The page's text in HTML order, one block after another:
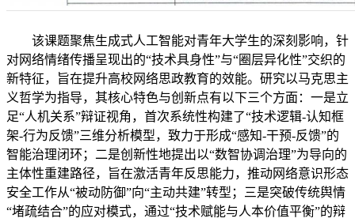
该课题聚焦生成式人工智能对青年大学生的深刻影响，针
对网络情绪传播呈现出的“技术具身性”与“圈层异化性”交织的
新特征，旨在提升高校网络思政教育的效能。研究以马克思主
义哲学为指导，其核心特色与创新点有以下三个方面：一是立
足“人机关系”辩证视角，首次系统性构建了“技术逻辑-认知框
架-行为反馈”三维分析模型，致力于形成“感知-干预-反馈”的
智能治理闭环；二是创新性地提出以“数智协调治理”为导向的
主体性重建路径，旨在激活青年反思能力，推动网络意识形态
安全工作从“被动防御”向“主动共建”转型；三是突破传统舆情
“堵疏结合”的应对模式，通过“技术赋能与人本价值平衡”的辩